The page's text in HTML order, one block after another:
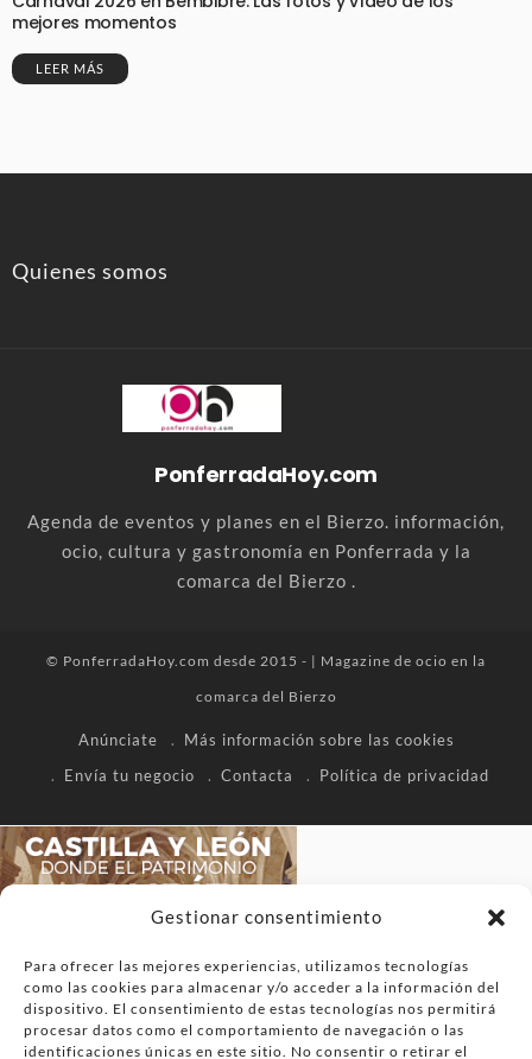
Gestionar consentimiento
Para ofrecer las mejores experiencias, utilizamos tecnologías
como las cookies para almacenar y/o acceder a la información del
dispositivo. El consentimiento de estas tecnologías nos permitirá
procesar datos como el comportamiento de navegación o las
identificaciones únicas en este sitio. No consentir o retirar el
mejores momentos
LEER MÁS
Quienes somos
PonferradaHoy.com
Agenda de eventos y planes en el Bierzo. información,
ocio, cultura y gastronomía en Ponferrada y la
comarca del Bierzo .
© PonferradaHoy.com desde 2015 - | Magazine de ocio en la
comarca del Bierzo
Anúnciate
Más información sobre las cookies
Envía tu negocio
Contacta Política de privacidad